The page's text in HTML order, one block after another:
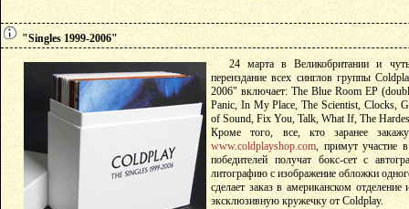
"Singles 1999-2006"
24 марта в Великобритании и
переиздание всех синглов группы
2006" включает: The Blue Room EP
Panic, In My Place, The Scientist, Clocks,
of Sound, Fix You, Talk, What If, The
Кроме того, все, кто заранее
www.coldplayshop.com, примут участие
победителей получат бокс-сет с
литографию с изображение обложки
сделает заказ в американском
эксклюзивную кружечку от Coldplay.